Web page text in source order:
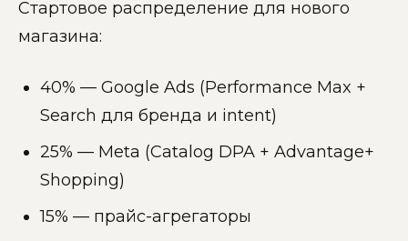
Стартовое распределение для нового
магазина:
40% — Google Ads (Performance Max +
Search для бренда и intent)
25% — Meta (Catalog DPA + Advantage+
Shopping)
15% — прайс-агрегаторы